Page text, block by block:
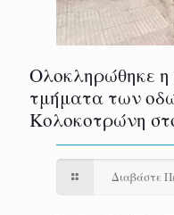
Ολοκληρώθηκε
τμήματα των
Κολοκοτρώνη
Διαβάστε